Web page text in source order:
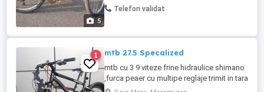
5
Telefon validat
1 mtb 27.5 Specalized
mtb cu 3 9 viteze frine hidraulice shimano
,furca peaer cu multipe reglaje trimit in tara
doar cu plata in avans a transportului (100